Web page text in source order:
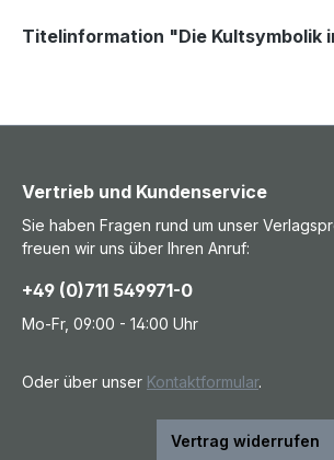
Titelinformation "Die Kultsymbolik
Vertrieb und Kundenservice
Sie haben Fragen rund um unser
freuen wir uns über Ihren Anruf:
+49 (0)711 549971-0
Mo-Fr, 09:00 - 14:00 Uhr
Oder über unser Kontaktformular.
Vertrag widerrufen